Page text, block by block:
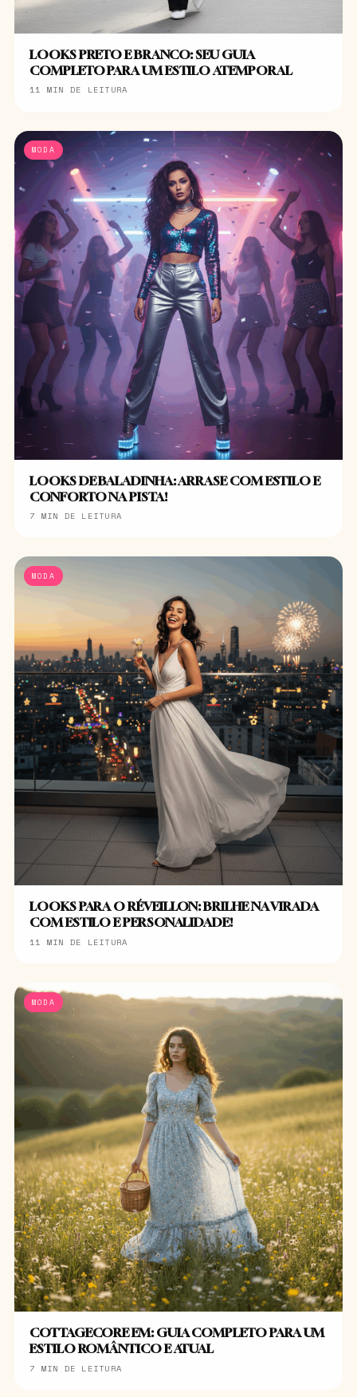
LOOKS PRETO E BRANCO: SEU GUIA
COMPLETO PARA UM ESTILO ATEMPORAL
11 MIN DE LEITURA
MODA
LOOKS DE BALADINHA: ARRASE COM ESTILO E
CONFORTO NA PISTA!
7 MIN DE LEITURA
MODA
LOOKS PARA O RÉVEILLON: BRILHE NA VIRADA
COM ESTILO E PERSONALIDADE!
11 MIN DE LEITURA
MODA
COTTAGECORE EM: GUIA COMPLETO PARA UM
ESTILO ROMÂNTICO E ATUAL
7 MIN DE LEITURA